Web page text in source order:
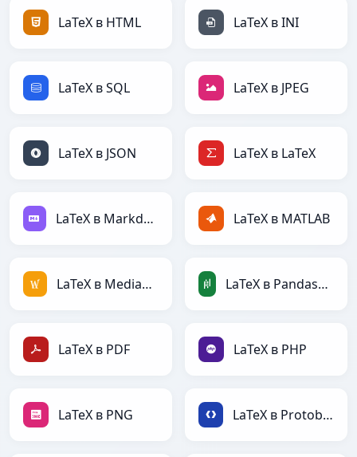
LaTeX в HTML LaTeX в INI
LaTeX в SQL LaTeX в JPEG
LaTeX в JSON LaTeX в LaTeX
LaTeX в Markdown LaTeX в MATLAB
LaTeX в MediaWiki LaTeX в PandasDataFrame
LaTeX в PDF LaTeX в PHP
LaTeX в PNG LaTeX в Protobuf